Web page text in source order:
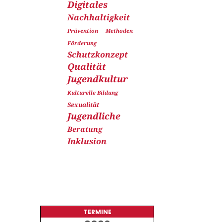
Digitales
Nachhaltigkeit
Prävention
Methoden
Förderung
Schutzkonzept
Qualität
Jugendkultur
Kulturelle Bildung
Sexualität
Jugendliche
Beratung
Inklusion
TERMINE